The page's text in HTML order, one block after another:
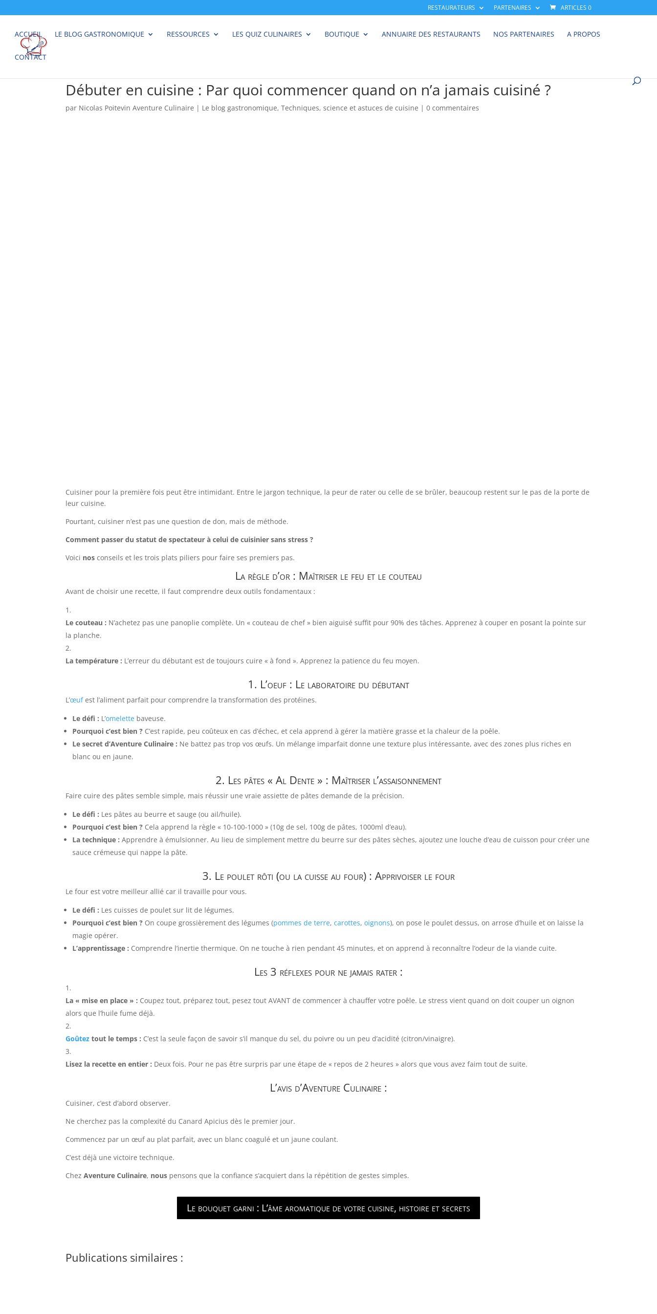
RESTAURATEURS PARTENAIRES ARTICLES 0
ACCUEIL LE BLOG GASTRONOMIQUE RESSOURCES LES QUIZ CULINAIRES BOUTIQUE ANNUAIRE DES RESTAURANTS NOS PARTENAIRES A PROPOS
CONTACT
Débuter en cuisine : Par quoi commencer quand on n’a jamais cuisiné ?
par Nicolas Poitevin Aventure Culinaire | Le blog gastronomique,Techniques, science et astuces de cuisine |0 commentaires
Cuisiner pour la première fois peut être intimidant. Entre le jargon technique, la peur de rater ou celle de se brûler, beaucoup restent sur le pas de la porte de
leur cuisine.
Pourtant, cuisiner n’est pas une question de don, mais de méthode.
Comment passer du statut de spectateur à celui de cuisinier sans stress ?
Voici nos conseils et les trois plats piliers pour faire ses premiers pas.
La règle d’or : Maîtriser le feu et le couteau
Avant de choisir une recette, il faut comprendre deux outils fondamentaux :
Le couteau : N’achetez pas une panoplie complète. Un « couteau de chef » bien aiguisé suffit pour 90% des tâches. Apprenez à couper en posant la pointe sur
la planche.
La température : L’erreur du débutant est de toujours cuire « à fond ». Apprenez la patience du feu moyen.
1. L’oeuf : Le laboratoire du débutant
L’œufest l’aliment parfait pour comprendre la transformation des protéines.
Le défi : L’omelette baveuse.
Pourquoi c’est bien ? C’est rapide, peu coûteux en cas d’échec, et cela apprend à gérer la matière grasse et la chaleur de la poêle.
Le secret d’Aventure Culinaire : Ne battez pas trop vos œufs. Un mélange imparfait donne une texture plus intéressante, avec des zones plus riches en
blanc ou en jaune.
2. Les pâtes « Al Dente » : Maîtriser l’assaisonnement
Faire cuire des pâtes semble simple, mais réussir une vraie assiette de pâtes demande de la précision.
Le défi : Les pâtes au beurre et sauge (ou ail/huile).
Pourquoi c’est bien ? Cela apprend la règle « 10-100-1000 » (10g de sel, 100g de pâtes, 1000ml d’eau).
La technique : Apprendre à émulsionner. Au lieu de simplement mettre du beurre sur des pâtes sèches, ajoutez une louche d’eau de cuisson pour créer une
sauce crémeuse qui nappe la pâte.
3. Le poulet rôti (ou la cuisse au four) : Apprivoiser le four
Le four est votre meilleur allié car il travaille pour vous.
Le défi : Les cuisses de poulet sur lit de légumes.
Pourquoi c’est bien ? On coupe grossièrement des légumes (pommes de terre,carottes,oignons), on pose le poulet dessus, on arrose d’huile et on laisse la
magie opérer.
L’apprentissage : Comprendre l’inertie thermique. On ne touche à rien pendant 45 minutes, et on apprend à reconnaître l’odeur de la viande cuite.
Les 3 réflexes pour ne jamais rater :
La « mise en place » : Coupez tout, préparez tout, pesez tout AVANT de commencer à chauffer votre poêle. Le stress vient quand on doit couper un oignon
alors que l’huile fume déjà.
Goûtez tout le temps : C’est la seule façon de savoir s’il manque du sel, du poivre ou un peu d’acidité (citron/vinaigre).
Lisez la recette en entier : Deux fois. Pour ne pas être surpris par une étape de « repos de 2 heures » alors que vous avez faim tout de suite.
L’avis d’Aventure Culinaire :
Cuisiner, c’est d’abord observer.
Ne cherchez pas la complexité du Canard Apicius dès le premier jour.
Commencez par un œuf au plat parfait, avec un blanc coagulé et un jaune coulant.
C’est déjà une victoire technique.
ChezAventure Culinaire, nous pensons que la confiance s’acquiert dans la répétition de gestes simples.
Le bouquet garni : L’âme aromatique de votre cuisine, histoire et secrets
Publications similaires :